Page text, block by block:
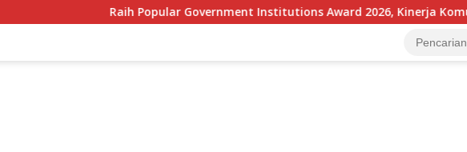
Raih Popular Government Institutions Award 2026, Kinerja Komunikasi